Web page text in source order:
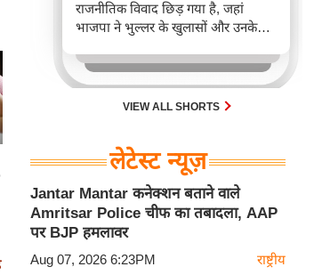
राजनीतिक विवाद छिड़ गया है, जहां
भाजपा ने भुल्लर के खुलासों और उनके
पंजाब सरकार ने बाद में स्पष्ट किया कि
भुल्लर ने प्रदर्शनकारियों के आतंकी मॉड्यूल
से संबंध का दावा नहीं किया था।
VIEW ALL SHORTS
लेटेस्ट न्यूज़
Jantar Mantar कनेक्शन बताने वाले
Amritsar Police चीफ का तबादला, AAP
पर BJP हमलावर
Aug 07, 2026 6:23PM राष्ट्रीय